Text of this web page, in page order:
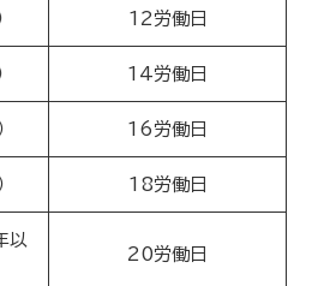
12労働日
14労働日
16労働日
18労働日
以
20労働日